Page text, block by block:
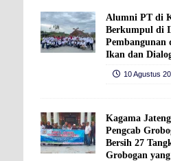
Alumni PT di
Berkumpul di
Pembangunan
Ikan dan
10 Agustus
Kagama
Pengcab
Bersih 27
Grobogan